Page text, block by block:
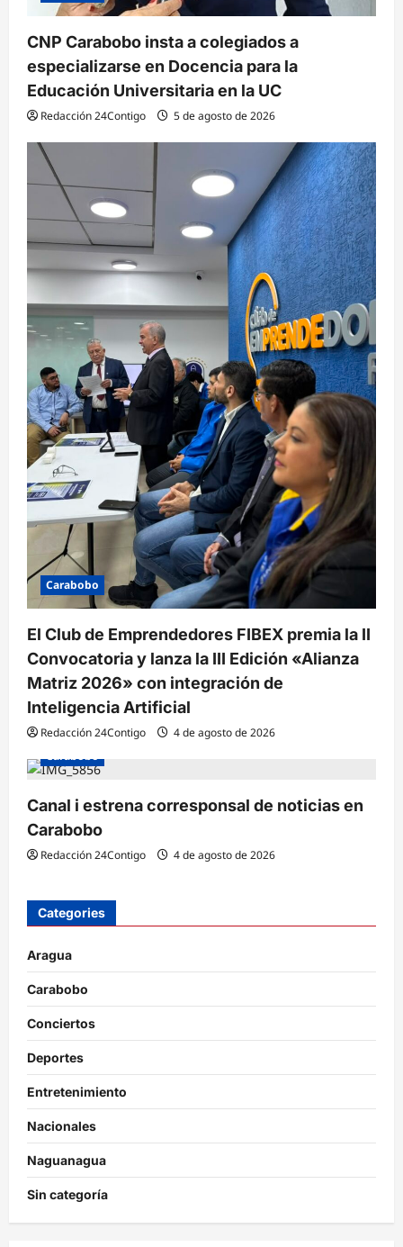
CNP Carabobo insta a colegiados a
especializarse en Docencia para la
Educación Universitaria en la UC
Redacción 24Contigo 5 de agosto de 2026
Carabobo
El Club de Emprendedores FIBEX premia la II
Convocatoria y lanza la III Edición «Alianza
Matriz 2026» con integración de
Inteligencia Artificial
Redacción 24Contigo
4 de agosto de 2026
Carabobo
Canal i estrena corresponsal de noticias en
Carabobo
Redacción 24Contigo 4 de agosto de 2026
Categories
Aragua
Carabobo
Conciertos
Deportes
Entretenimiento
Nacionales
Naguanagua
Sin categoría